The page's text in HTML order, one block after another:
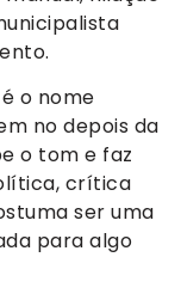
o nome
no depois da
o tom e faz
crítica
ser uma
para algo